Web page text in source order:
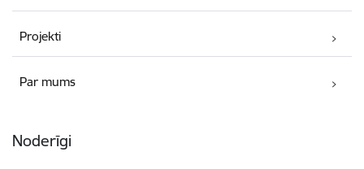
Projekti
Par mums
Noderīgi